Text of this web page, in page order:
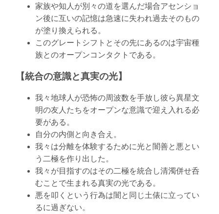
家族や知人が別々の道を選んだ場合アセンショ
ン後に互いの記憶は急速に失われ過去そのもの
が塗り換えられる。
このグレートシフトとその先にあるのは宇宙種
族とのオープンコンタクトである。
【統合の意識と真実の光】
我々地球人が恐怖の周波数を手放し彼ら異星文
明の友人たちをオープンな意識で迎え入れる必
要がある。
自分の内側と向き合え。
我々は分離を体験するために光と闇善と悪とい
う二極を作り出した。
我々が目指すのはその二極を統合し清濁併せ呑
むことで生まれる真実の光である。
悪を叩くという行為は闇と同じ土俵に立ってい
るに過ぎない。